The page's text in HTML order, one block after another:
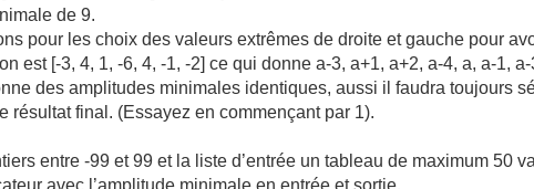
de 9.
pour les choix des valeurs extrêmes de droite et gauche pour
est [-3, 4, 1, -6, 4, -1, -2] ce qui donne a-3, a+1, a+2, a-4, a, a-1,
des amplitudes minimales identiques, aussi il faudra toujours
résultat final. (Essayez en commençant par 1).
entre -99 et 99 et la liste d’entrée un tableau de maximum 50
avec l’amplitude minimale en entrée et sortie.